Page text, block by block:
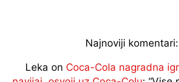
Najnoviji komentari:
Leka on Coca-Cola nagradna